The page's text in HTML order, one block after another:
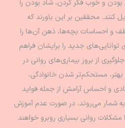
بودن و خوب فکر کردن، شاد بودن را
محققین بر این باورند که
و احساسات بچه‌ها، ذهن آن‌ها را
توانایی‌های جدید را برایشان فراهم
از بروز بیماری‌های روانی در
بهتر، مستحکم‌تر شدن خانوادگی،
و احساس آرامش از جمله فواید
شمار می‌روند. در صورت عدم آموزش
مشکلات روانی بسیاری روبرو خواهند